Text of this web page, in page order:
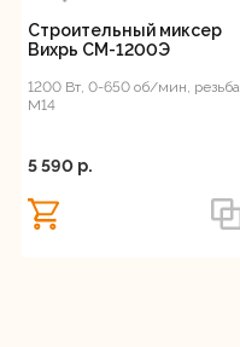
Строительный миксер
Вихрь СМ-1200Э
1200 Вт, 0-650 об/мин, резьба
М14
5 590 p.
Регистрация